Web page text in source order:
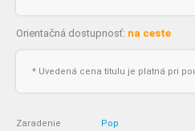
Orientačná dostupnosť: na ceste
* Uvedená cena titulu je platná pri
Zaradenie : Pop